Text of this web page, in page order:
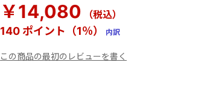
￥14,080 （税込）
140 ポイント（1％） 内訳
この商品の最初のレビューを書く